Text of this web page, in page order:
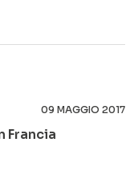
09 MAGGIO 2017
Francia